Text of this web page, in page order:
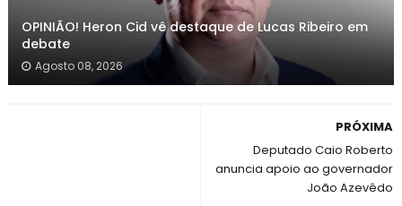
OPINIÃO! Heron Cid vê destaque de Lucas Ribeiro em
debate
Agosto 08, 2026
PRÓXIMA
Deputado Caio Roberto
anuncia apoio ao governador
João Azevêdo